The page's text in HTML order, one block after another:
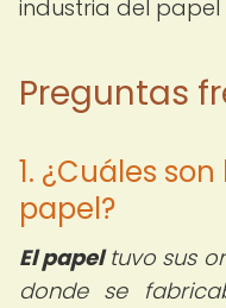
industria del papel
Preguntas
1. ¿Cuáles
papel?
El papeltuvo sus
donde se